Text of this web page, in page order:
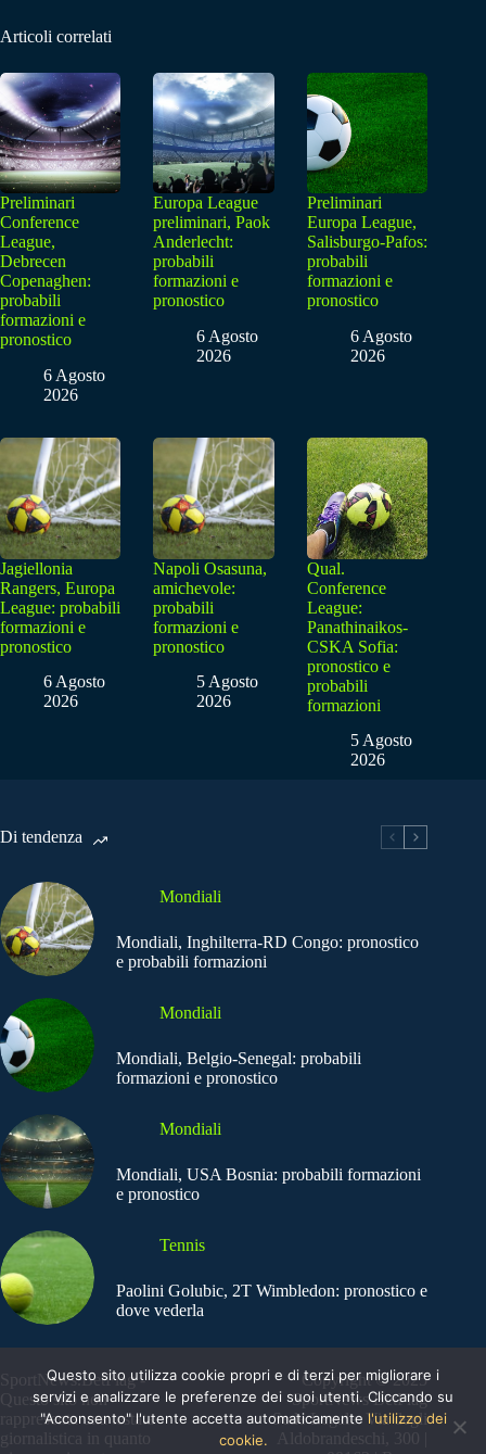
Articoli correlati
Preliminari
Conference
League,
Debrecen
Copenaghen:
probabili
formazioni e
pronostico
6 Agosto
2026
Europa League
preliminari, Paok
Anderlecht:
probabili
formazioni e
pronostico
6 Agosto
2026
Preliminari
Europa League,
Salisburgo-Pafos:
probabili
formazioni e
pronostico
6 Agosto
2026
Jagiellonia
Rangers, Europa
League: probabili
formazioni e
pronostico
6 Agosto
2026
Napoli Osasuna,
amichevole:
probabili
formazioni e
pronostico
5 Agosto
2026
Qual.
Conference
League:
Panathinaikos-
CSKA Sofia:
pronostico e
probabili
formazioni
5 Agosto
2026
Di tendenza
Mondiali
Mondiali, Inghilterra-RD Congo: pronostico
e probabili formazioni
Mondiali
Mondiali, Belgio-Senegal: probabili
formazioni e pronostico
Mondiali
Mondiali, USA Bosnia: probabili formazioni
e pronostico
Tennis
Paolini Golubic, 2T Wimbledon: pronostico e
dove vederla
SportNews.BetFlag -
Questo sito non
rappresenta una testata
giornalistica in quanto
Copyright © 2025
SportNews BetFlag
Sede Legale: Via degli
Aldobrandeschi, 300 |
Questo sito utilizza cookie propri e di terzi per migliorare i
servizi e analizzare le preferenze dei suoi utenti. Cliccando su
"Acconsento" l'utente accetta automaticamente l'utilizzo dei
cookie.